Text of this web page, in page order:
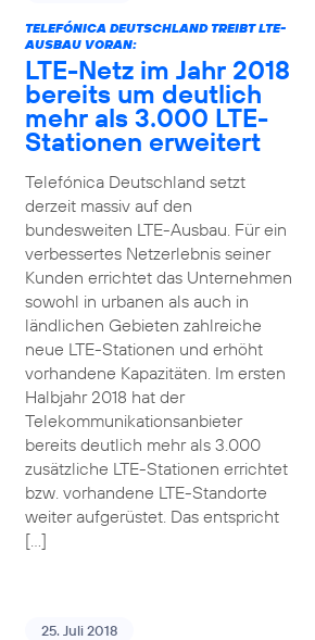
TELEFÓNICA DEUTSCHLAND TREIBT LTE-
AUSBAU VORAN:
LTE-Netz im Jahr 2018
bereits um deutlich
mehr als 3.000 LTE-
Stationen erweitert
Telefónica Deutschland setzt
derzeit massiv auf den
bundesweiten LTE-Ausbau. Für ein
verbessertes Netzerlebnis seiner
Kunden errichtet das Unternehmen
sowohl in urbanen als auch in
ländlichen Gebieten zahlreiche
neue LTE-Stationen und erhöht
vorhandene Kapazitäten. Im ersten
Halbjahr 2018 hat der
Telekommunikationsanbieter
bereits deutlich mehr als 3.000
zusätzliche LTE-Stationen errichtet
bzw. vorhandene LTE-Standorte
weiter aufgerüstet. Das entspricht
[…]
25. Juli 2018